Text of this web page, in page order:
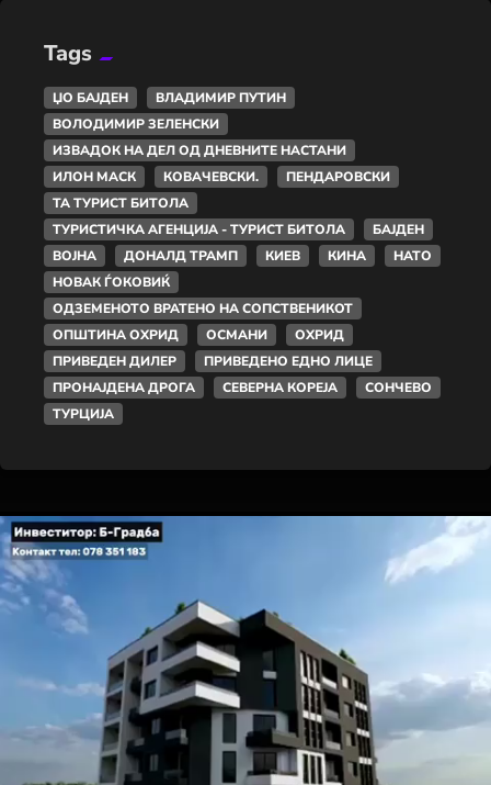
Tags
ЏО БАЈДЕН
ВЛАДИМИР ПУТИН
ВОЛОДИМИР ЗЕЛЕНСКИ
ИЗВАДОК НА ДЕЛ ОД ДНЕВНИТЕ НАСТАНИ
ИЛОН МАСК
КОВАЧЕВСКИ.
ПЕНДАРОВСКИ
ТА ТУРИСТ БИТОЛА
ТУРИСТИЧКА АГЕНЦИЈА - ТУРИСТ БИТОЛА
БАЈДЕН
ВОЈНА
ДОНАЛД ТРАМП КИЕВ КИНА
НАТО
НОВАК ЃОКОВИЌ
ОДЗЕМЕНОТО ВРАТЕНО НА СОПСТВЕНИКОТ
ОПШТИНА ОХРИД
ОСМАНИ
ОХРИД
ПРИВЕДЕН ДИЛЕР
ПРИВЕДЕНО ЕДНО ЛИЦЕ
ПРОНАЈДЕНА ДРОГА
СЕВЕРНА КОРЕЈА
СОНЧЕВО
ТУРЦИЈА